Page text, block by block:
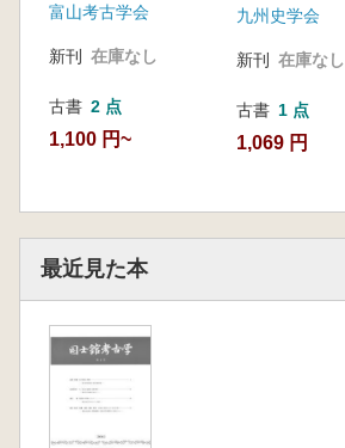
富山考古学会
新刊 在庫なし
古書 2 点
1,100 円~
九州史学会
新刊 在庫なし
古書 1 点
1,069 円
最近見た本